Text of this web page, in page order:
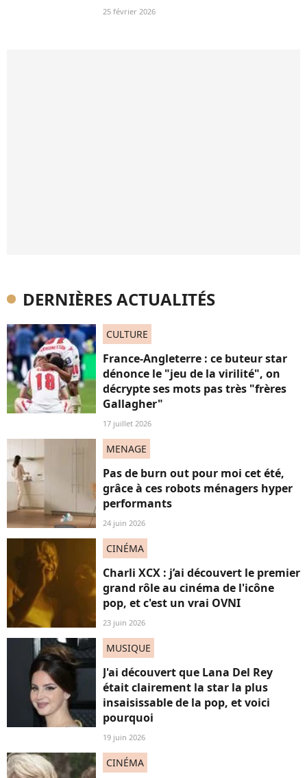
25 février 2026
DERNIÈRES ACTUALITÉS
CULTURE
France-Angleterre : ce buteur star
dénonce le "jeu de la virilité", on
décrypte ses mots pas très "frères
Gallagher"
17 juillet 2026
MENAGE
Pas de burn out pour moi cet été,
grâce à ces robots ménagers hyper
performants
24 juin 2026
CINÉMA
Charli XCX : j’ai découvert le premier
grand rôle au cinéma de l'icône
pop, et c'est un vrai OVNI
23 juin 2026
MUSIQUE
J'ai découvert que Lana Del Rey
était clairement la star la plus
insaisissable de la pop, et voici
pourquoi
19 juin 2026
CINÉMA